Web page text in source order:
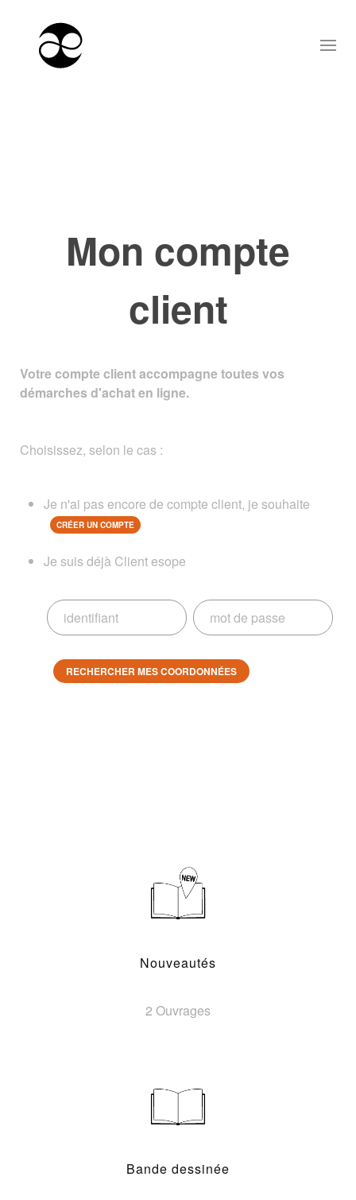
Mon compte
client
Votre compte client accompagne toutes vos
démarches d'achat en ligne.
Choisissez, selon le cas :
Je n'ai pas encore de compte client, je souhaite
CRÉER UN COMPTE
Je suis déjà Client esope
RECHERCHER MES COORDONNÉES
Nouveautés
2 Ouvrages
Bande dessinée